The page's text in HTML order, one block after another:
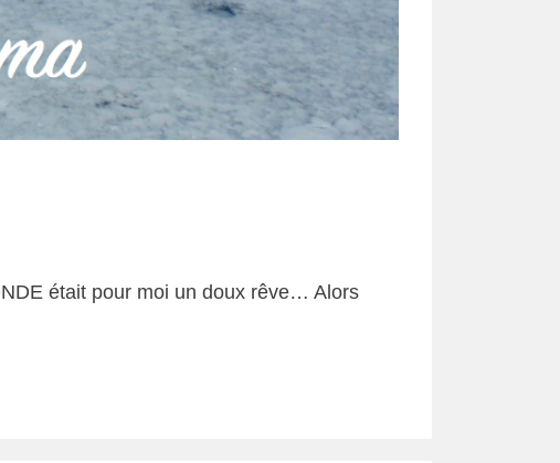
était pour moi un doux rêve… Alors